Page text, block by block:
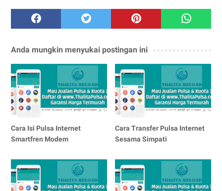
Anda mungkin menyukai postingan ini
Cara Isi Pulsa Internet
Smartfren Modem
Cara Transfer Pulsa Internet
Sesama Simpati